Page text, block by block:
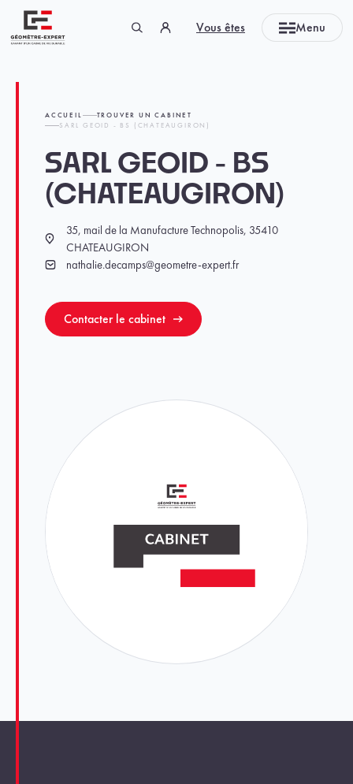
Vous êtes Menu
ACCUEIL
TROUVER UN CABINET
SARL GEOID - BS (CHATEAUGIRON)
SARL GEOID - BS
(CHATEAUGIRON)
Localisation
35, mail de la Manufacture Technopolis, 35410
CHATEAUGIRON
Emailnathalie.decamps@geometre-expert.fr
Contacter le cabinet
Panneau de gestion des cookies